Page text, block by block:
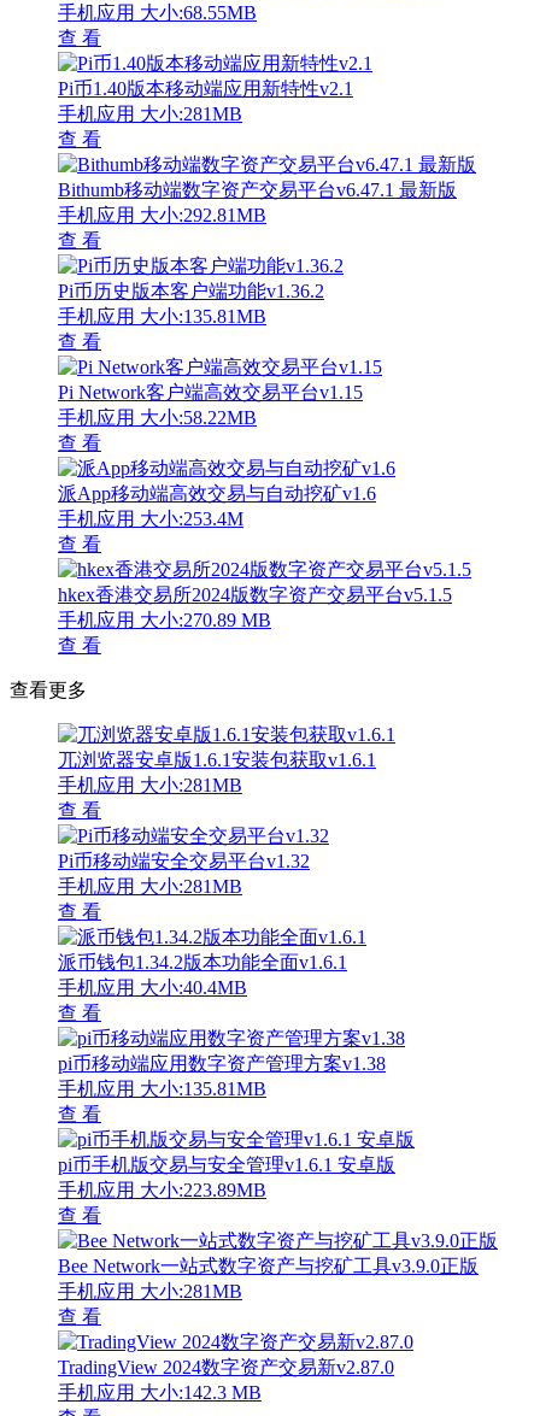
手机应用 大小:68.55MB
查 看
Pi币1.40版本移动端应用新特性v2.1
手机应用 大小:281MB
查 看
Bithumb移动端数字资产交易平台v6.47.1 最新版
手机应用 大小:292.81MB
查 看
Pi币历史版本客户端功能v1.36.2
手机应用 大小:135.81MB
查 看
Pi Network客户端高效交易平台v1.15
手机应用 大小:58.22MB
查 看
派App移动端高效交易与自动挖矿v1.6
手机应用 大小:253.4M
查 看
hkex香港交易所2024版数字资产交易平台v5.1.5
手机应用 大小:270.89 MB
查 看
查看更多
兀浏览器安卓版1.6.1安装包获取v1.6.1
手机应用 大小:281MB
查 看
Pi币移动端安全交易平台v1.32
手机应用 大小:281MB
查 看
派币钱包1.34.2版本功能全面v1.6.1
手机应用 大小:40.4MB
查 看
pi币移动端应用数字资产管理方案v1.38
手机应用 大小:135.81MB
查 看
pi币手机版交易与安全管理v1.6.1 安卓版
手机应用 大小:223.89MB
查 看
Bee Network一站式数字资产与挖矿工具v3.9.0正版
手机应用 大小:281MB
查 看
TradingView 2024数字资产交易新v2.87.0
手机应用 大小:142.3 MB